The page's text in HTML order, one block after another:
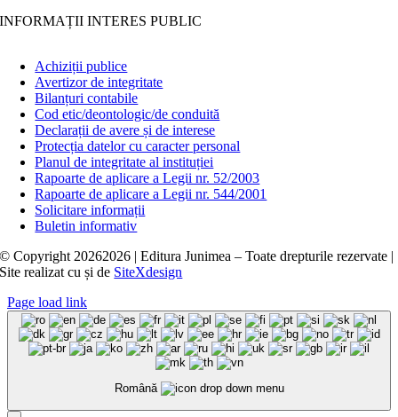
INFORMAȚII INTERES PUBLIC
Achiziții publice
Avertizor de integritate
Bilanțuri contabile
Cod etic/deontologic/de conduită
Declarații de avere și de interese
Protecția datelor cu caracter personal
Planul de integritate al instituției
Rapoarte de aplicare a Legii nr. 52/2003
Rapoarte de aplicare a Legii nr. 544/2001
Solicitare informații
Buletin informativ
© Copyright 20262026 | Editura Junimea – Toate drepturile rezervate |
Site realizat cușide SiteXdesign
Page load link
Română